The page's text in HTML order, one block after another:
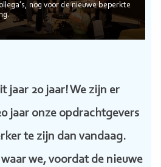
nog voor de nieuwe beperkte
jaar 20 jaar! We zijn er
jaar onze opdrachtgevers
te zijn dan vandaag.
we, voordat de nieuwe